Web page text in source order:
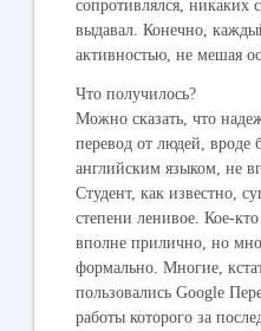
сопротивлялся,
выдавал. Конечно,
активностью, не мешая
Что получилось?
Можно сказать, что
перевод от людей,
английским языком, не
Студент, как известно,
степени ленивое. Кое-
вполне прилично, но
формально. Многие,
пользовались Google
работы которого за